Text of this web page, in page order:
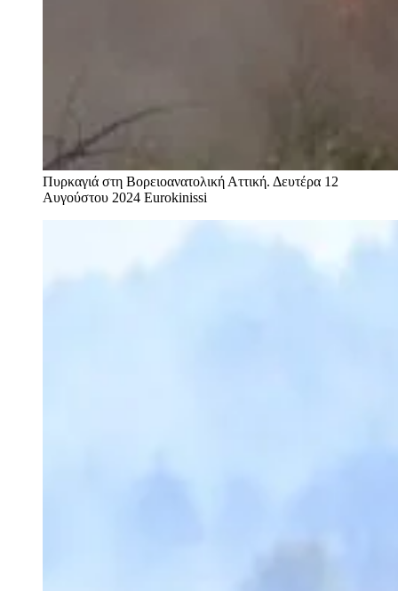
Πυρκαγιά στη Βορειοανατολική Αττική. Δευτέρα 12
Αυγούστου 2024 Eurokinissi